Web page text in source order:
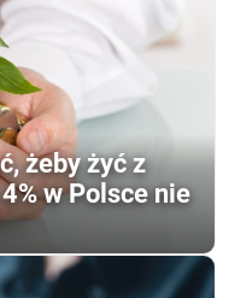
żeby żyć z
w Polsce nie